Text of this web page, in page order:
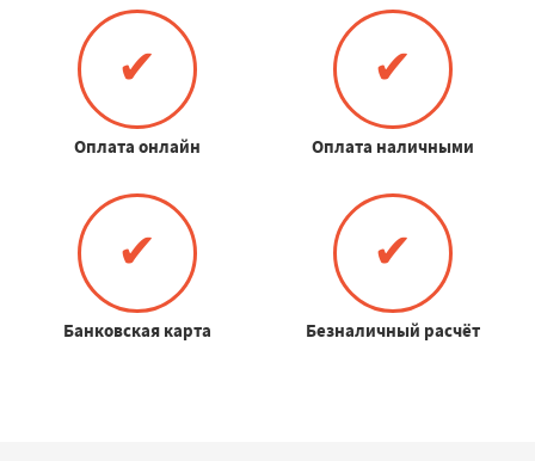
✔
Оплата онлайн
✔
Оплата наличными
✔
Банковская карта
✔
Безналичный расчёт